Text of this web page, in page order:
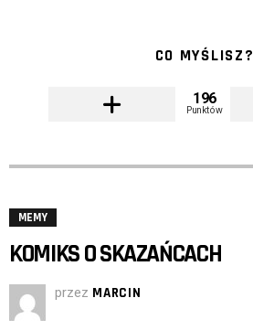
CO MYŚLISZ?
196
Punktów
MEMY
KOMIKS O SKAZAŃCACH
przez MARCIN